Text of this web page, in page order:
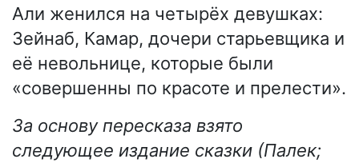
Али женился на четырёх девушках:
Зейнаб, Камар, дочери старьевщика и
её невольнице, которые были
«совершенны по красоте и прелести».
За основу пересказа взято
следующее издание сказки (Палек;